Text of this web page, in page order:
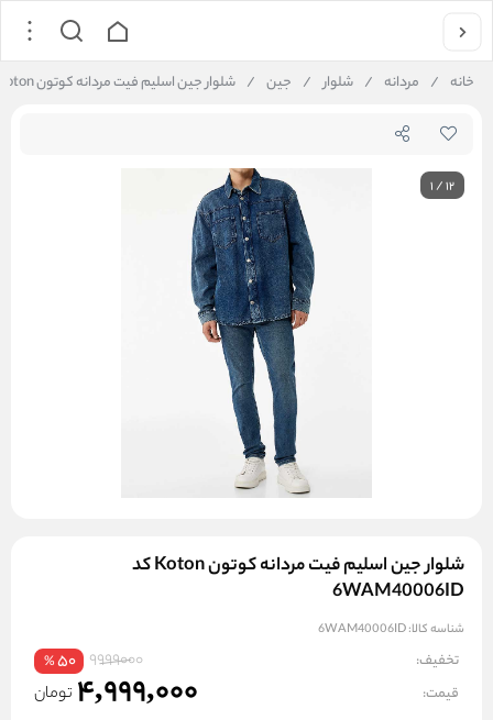
خانه / مردانه / شلوار / جین / شلوار جین اسلیم فیت مردانه کوتون Koton کد 6WAM40006ID
1/12
شلوار جین اسلیم فیت مردانه کوتون Koton کد
6WAM40006ID
شناسه کالا:6WAM40006ID
تخفیف: 9999000
50
%
قیمت: 4,999,000 تومان